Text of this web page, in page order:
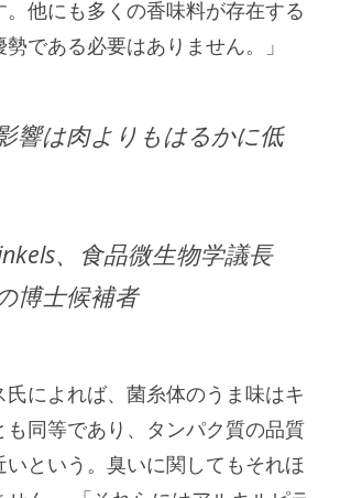
他にも多くの香味料が存在する
である必要はありません。」
響は肉よりもはるかに低
、食品微生物学議長
博士候補者
氏によれば、菌糸体のうま味はキ
も同等であり、タンパク質の品質
という。臭いに関してもそれほ